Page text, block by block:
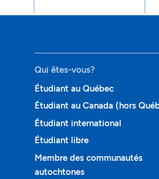
Qui êtes-vous?
Étudiant au Québec
Étudiant au Canada (hors
Étudiant international
Étudiant libre
Membre des communautés
autochtones